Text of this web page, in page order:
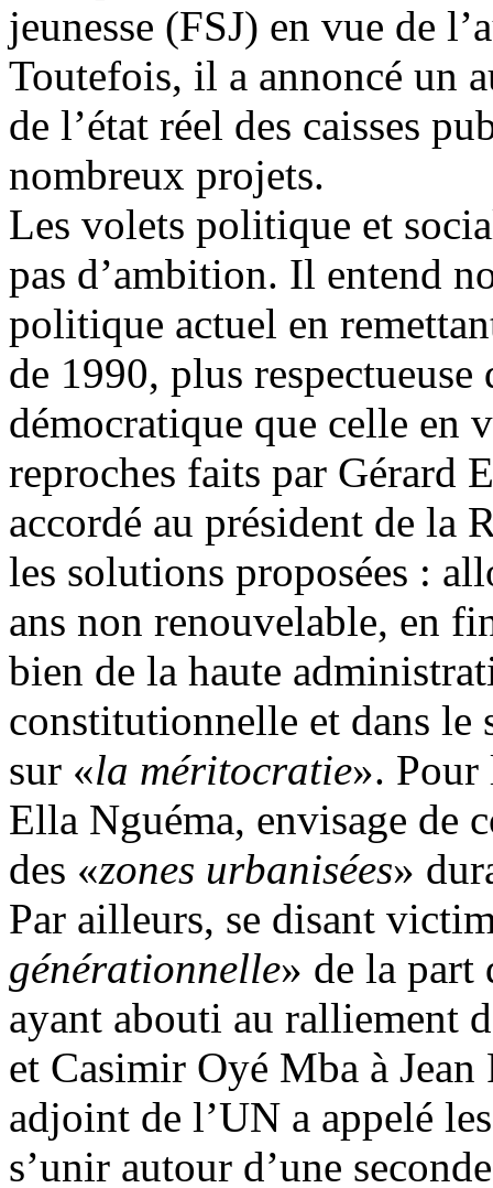
jeunesse (FSJ) en vue de
Toutefois, il a annoncé un
de l’état réel des caisses
nombreux projets.
Les volets politique et
pas d’ambition. Il entend
politique actuel en
de 1990, plus
démocratique que celle en
reproches faits par Gérard
accordé au président de la
les solutions proposées :
ans non renouvelable, en
bien de la haute
constitutionnelle et dans le
sur «la méritocratie». Pour
Ella Nguéma, envisage de
des «zones urbanisées»
Par ailleurs, se disant
générationnelle» de la part
ayant abouti au ralliement
et Casimir Oyé Mba à
adjoint de l’UN a appelé
s’unir autour d’une